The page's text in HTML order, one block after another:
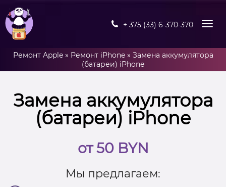
+ 375 (33) 6-370-370
Ремонт Apple» Ремонт iPhone» Замена аккумулятора
(батареи) iPhone
Замена аккумулятора
(батареи) iPhone
от 50 BYN
Мы предлагаем: